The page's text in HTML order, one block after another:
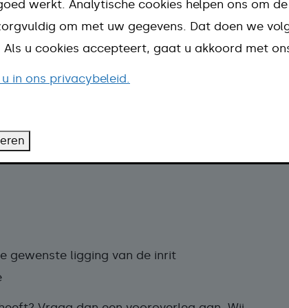
daarna meteen aanvragen.
gewenste ligging van de inrit
werkt. Analytische cookies helpen ons om
om met uw gegevens. Dat doen we
u cookies accepteert, gaat u akkoord met
in ons privacybeleid.